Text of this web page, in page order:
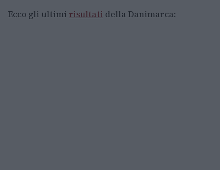
Ecco gli ultimi risultati della Danimarca: